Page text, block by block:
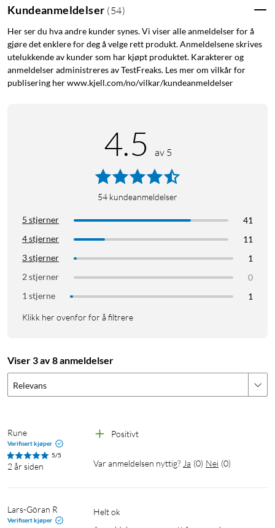
Kundeanmeldelser (54)
Her ser du hva andre kunder synes. Vi viser alle anmeldelser for å
gjøre det enklere for deg å velge rett produkt. Anmeldelsene skrives
utelukkende av kunder som har kjøpt produktet. Karakterer og
anmeldelser administreres av TestFreaks. Les mer om vilkår for
publisering her www.kjell.com/no/vilkar/kundeanmeldelser
4.5 av 5
54 kundeanmeldelser
5 stjerner
41
4 stjerner
11
3 stjerner
1
2 stjerner
0
1 stjerne
1
Klikk her ovenfor for å filtrere
Viser 3 av 8 anmeldelser
Relevans
Rune
Verifisert kjøper
5/5
2 år siden
Positivt
Var anmeldelsen nyttig? Ja (0) Nei (0)
Lars-Göran R
Verifisert kjøper
Helt ok